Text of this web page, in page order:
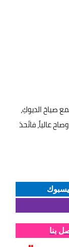
صياحَ الديوكِ،
عالياً، فاتّحدَ
بنا